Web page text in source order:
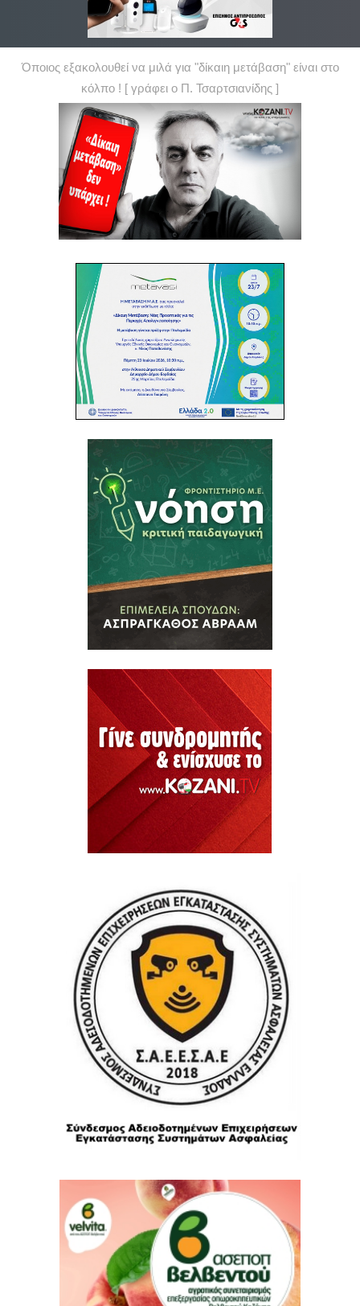
Όποιος εξακολουθεί να μιλά για "δίκαιη μετάβαση" είναι στο
κόλπο ! [ γράφει ο Π. Τσαρτσιανίδης ]